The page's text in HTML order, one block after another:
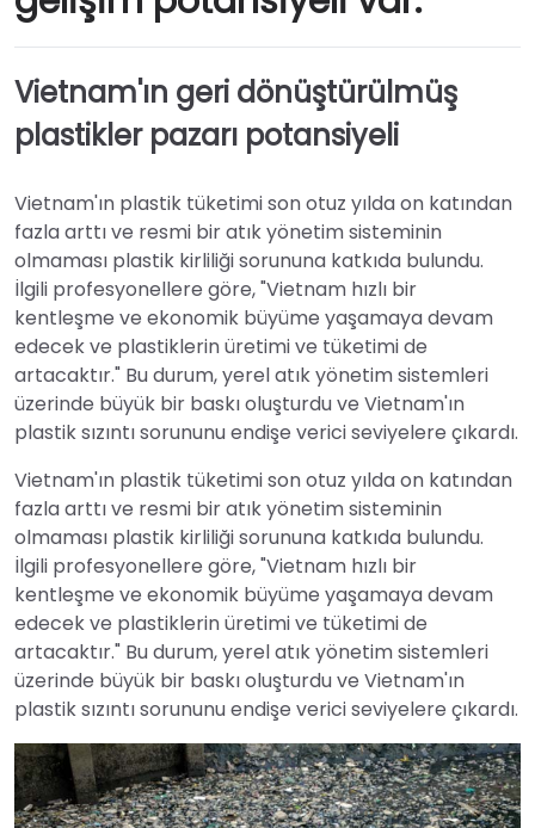
Vietnam'ın geri dönüştürülmüş
plastikler pazarı potansiyeli
Vietnam'ın plastik tüketimi son otuz yılda on katından
fazla arttı ve resmi bir atık yönetim sisteminin
olmaması plastik kirliliği sorununa katkıda bulundu.
İlgili profesyonellere göre, "Vietnam hızlı bir
kentleşme ve ekonomik büyüme yaşamaya devam
edecek ve plastiklerin üretimi ve tüketimi de
artacaktır." Bu durum, yerel atık yönetim sistemleri
üzerinde büyük bir baskı oluşturdu ve Vietnam'ın
plastik sızıntı sorununu endişe verici seviyelere çıkardı.
Vietnam'ın plastik tüketimi son otuz yılda on katından
fazla arttı ve resmi bir atık yönetim sisteminin
olmaması plastik kirliliği sorununa katkıda bulundu.
İlgili profesyonellere göre, "Vietnam hızlı bir
kentleşme ve ekonomik büyüme yaşamaya devam
edecek ve plastiklerin üretimi ve tüketimi de
artacaktır." Bu durum, yerel atık yönetim sistemleri
üzerinde büyük bir baskı oluşturdu ve Vietnam'ın
plastik sızıntı sorununu endişe verici seviyelere çıkardı.